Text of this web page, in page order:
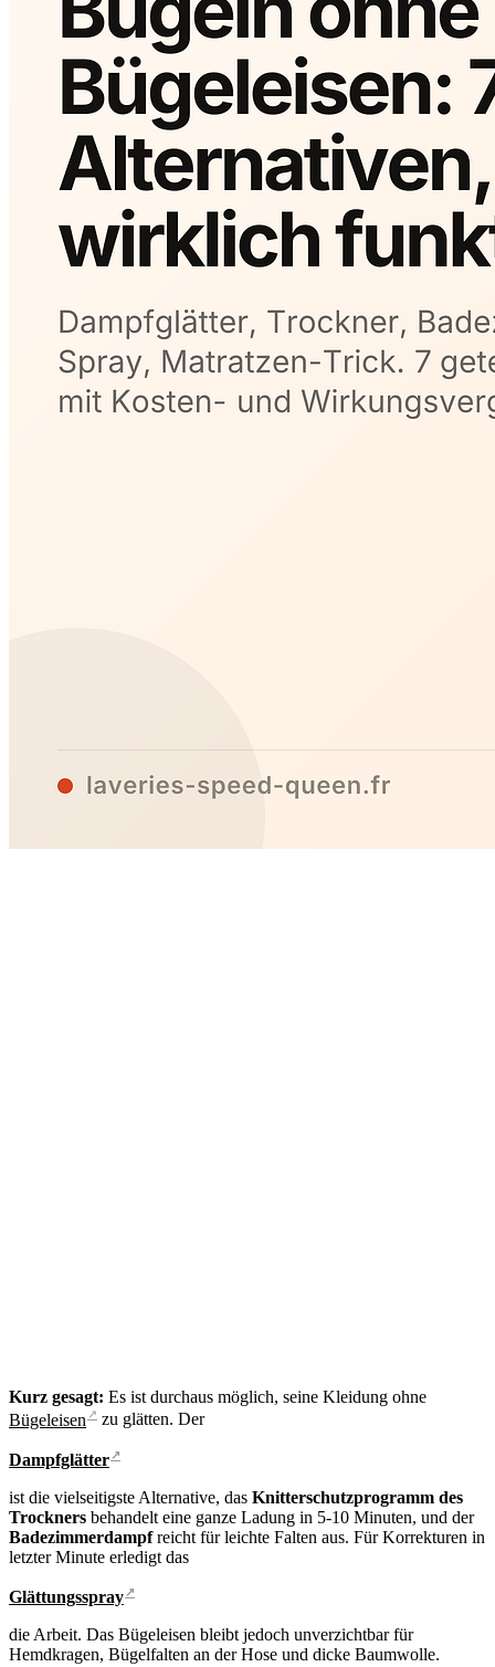
Kurz gesagt: Es ist durchaus möglich, seine Kleidung ohne
Bügeleisen ↗ zu glätten. Der
Dampfglätter ↗
ist die vielseitigste Alternative, das Knitterschutzprogramm des
Trockners behandelt eine ganze Ladung in 5-10 Minuten, und der
Badezimmerdampfreicht für leichte Falten aus. Für Korrekturen in
letzter Minute erledigt das
Glättungsspray ↗
die Arbeit. Das Bügeleisen bleibt jedoch unverzichtbar für
Hemdkragen, Bügelfalten an der Hose und dicke Baumwolle.